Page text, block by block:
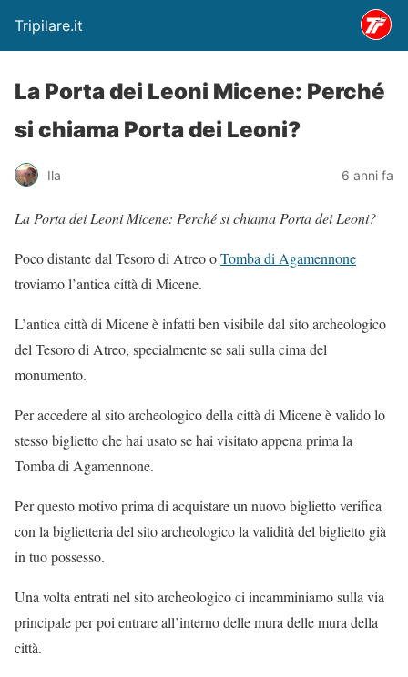
Tripilare.it
La Porta dei Leoni Micene: Perché
si chiama Porta dei Leoni?
Ila 6 anni fa
La Porta dei Leoni Micene: Perché si chiama Porta dei Leoni?
Poco distante dal Tesoro di Atreo oTomba di Agamennone
troviamo l’antica città di Micene.
L’antica città di Micene è infatti ben visibile dal sito archeologico
del Tesoro di Atreo, specialmente se sali sulla cima del
monumento.
Per accedere al sito archeologico della città di Micene è valido lo
stesso biglietto che hai usato se hai visitato appena prima la
Tomba di Agamennone.
Per questo motivo prima di acquistare un nuovo biglietto verifica
con la biglietteria del sito archeologico la validità del biglietto già
in tuo possesso.
Una volta entrati nel sito archeologico ci incamminiamo sulla via
principale per poi entrare all’interno delle mura delle mura della
città.